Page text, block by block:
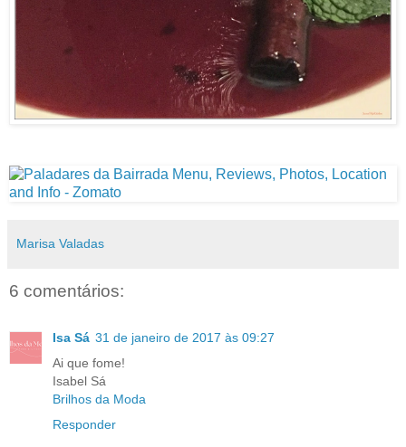
Marisa Valadas
6 comentários:
Isa Sá 31 de janeiro de 2017 às 09:27
Ai que fome!
Isabel Sá
Brilhos da Moda
Responder